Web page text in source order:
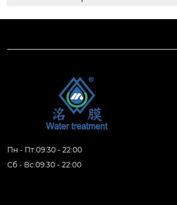
Пн - Пт:09:30 - 22:00
Сб - Вс:09:30 - 22:00